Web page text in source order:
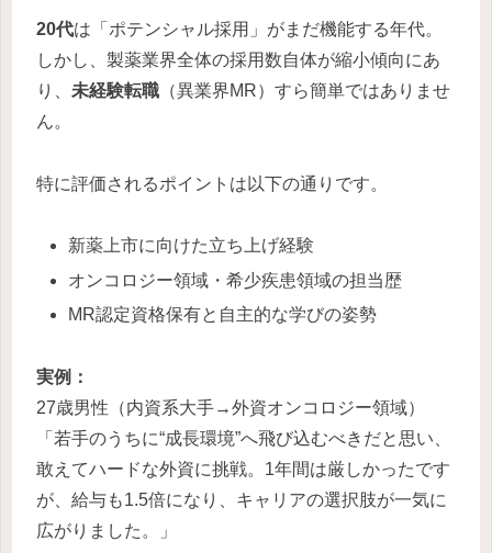
20代は「ポテンシャル採用」がまだ機能する年代。
しかし、製薬業界全体の採用数自体が縮小傾向にあ
り、 未経験転職 （異業界MR）すら簡単ではありませ
ん。
特に評価されるポイントは以下の通りです。
新薬上市に向けた立ち上げ経験
オンコロジー領域・希少疾患領域の担当歴
MR認定資格保有と自主的な学びの姿勢
実例：
27歳男性（内資系大手→外資オンコロジー領域）
「若手のうちに“成長環境”へ飛び込むべきだと思い、
敢えてハードな外資に挑戦。1年間は厳しかったです
が、給与も1.5倍になり、キャリアの選択肢が一気に
広がりました。」